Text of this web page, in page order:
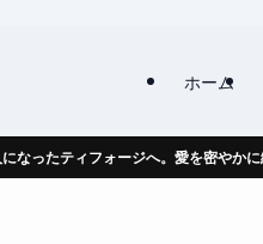
ホーム
になったティフォージへ。愛を密やか